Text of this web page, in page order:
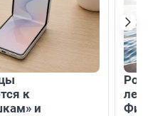
к
и
летят